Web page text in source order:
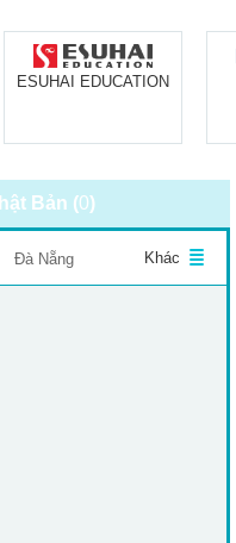
ESUHAI EDUCATION
Bản (0)
Đà Nẵng Khác